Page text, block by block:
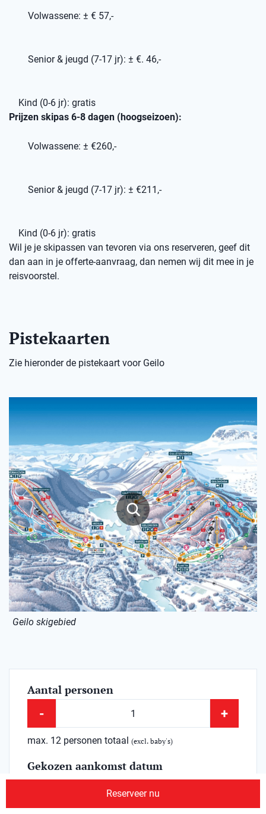
Volwassene: ± € 57,-
Senior & jeugd (7-17 jr): ± €. 46,-
Kind (0-6 jr): gratis
Prijzen skipas 6-8 dagen (hoogseizoen):
Volwassene: ± €260,-
Senior & jeugd (7-17 jr): ± €211,-
Kind (0-6 jr): gratis
Wil je je skipassen van tevoren via ons reserveren, geef dit
dan aan in je offerte-aanvraag, dan nemen wij dit mee in je
reisvoorstel.
Pistekaarten
Zie hieronder de pistekaart voor Geilo
Geilo skigebied
Aantal personen
- +
max. 12 personen totaal (excl. baby's)
Gekozen aankomst datum
Za 08-08-2026 verander aankomstdatum
Reserveer nu